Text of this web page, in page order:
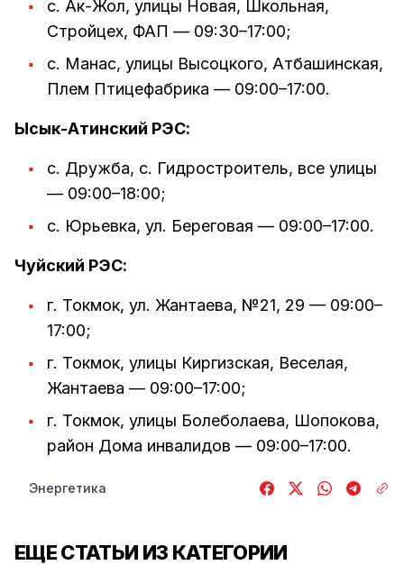
с. Ак-Жол, улицы Новая, Школьная,
Стройцех, ФАП — 09:30–17:00;
с. Манас, улицы Высоцкого, Атбашинская,
Плем Птицефабрика — 09:00–17:00.
Ысык-Атинский РЭС:
с. Дружба, с. Гидростроитель, все улицы
— 09:00–18:00;
с. Юрьевка, ул. Береговая — 09:00–17:00.
Чуйский РЭС:
г. Токмок, ул. Жантаева, №21, 29 — 09:00–
17:00;
г. Токмок, улицы Киргизская, Веселая,
Жантаева — 09:00–17:00;
г. Токмок, улицы Болеболаева, Шопокова,
район Дома инвалидов — 09:00–17:00.
Энергетика
ЕЩЕ СТАТЬИ ИЗ КАТЕГОРИИ